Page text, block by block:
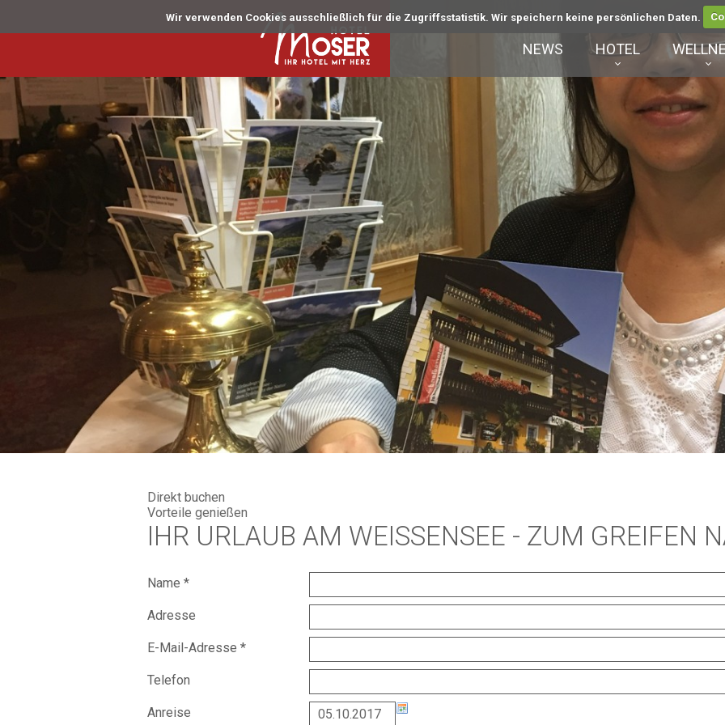
Wir verwenden Cookies ausschließlich für die Zugriffsstatistik. Wir speichern keine persönlichen Daten.
NEWS HOTEL
Direkt buchen
Vorteile genießen
IHR URLAUB AM WEISSENSEE - ZUM GREIFEN
Name *
Adresse
E-Mail-Adresse *
Telefon
Anreise